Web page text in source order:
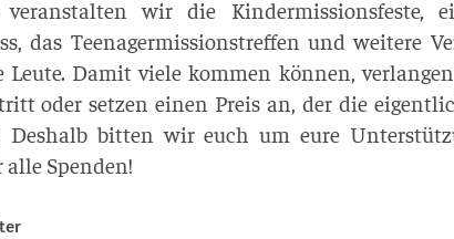
wir die Kin­der­mis­si­ons­fes­te,
das Teen­ager­mis­si­ons­tref­fen und wei­te­re
Leu­te. Damit vie­le kom­men kön­nen,
oder set­zen einen Preis an, der die
Des­halb bit­ten wir euch um eure
Spenden!